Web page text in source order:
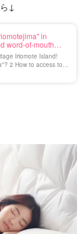
↓
in
word-of-mouth
Iriomote Island!
2 How to access to